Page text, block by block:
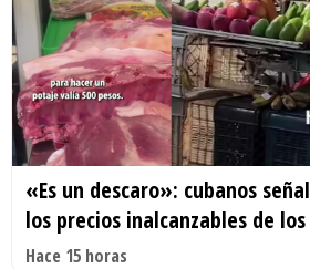
«Es un descaro»: cubanos
los precios inalcanzables de
Hace 15 horas